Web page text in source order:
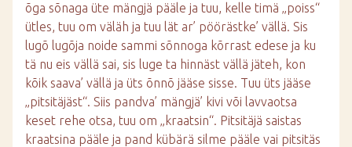
õga sõnaga üte mängjä pääle ja tuu, kelle timä „poiss“
ütles, tuu om väläh ja tuu lät ar’ pöörästke’ vällä. Sis
lugõ lugõja noide sammi sõnnoga kõrrast edese ja ku
tä nu eis vällä sai, sis luge ta hinnäst vällä jäteh, kon
kõik saava’ vällä ja üts õnnõ jääse sisse. Tuu üts jääse
„pitsitäjäst“. Siis pandva’ mängjä’ kivi või lavvaotsa
keset rehe otsa, tuu om „kraatsin“. Pitsitäjä saistas
kraatsina pääle ja pand kübärä silme pääle vai pitsitäs